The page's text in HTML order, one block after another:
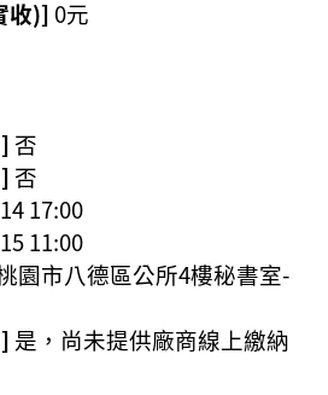
收)] 0元
否
否
17:00
11:00
園市八德區公所4樓秘書室-
是，尚未提供廠商線上繳納